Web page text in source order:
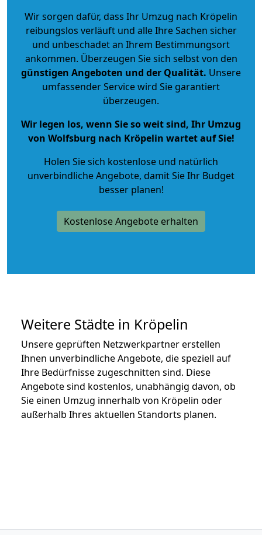
Wir sorgen dafür, dass Ihr Umzug nach Kröpelin
reibungslos verläuft und alle Ihre Sachen sicher
und unbeschadet an Ihrem Bestimmungsort
ankommen. Überzeugen Sie sich selbst von den
günstigen Angeboten und der Qualität. Unsere
umfassender Service wird Sie garantiert
überzeugen.
Wir legen los, wenn Sie so weit sind, Ihr Umzug
von Wolfsburg nach Kröpelin wartet auf Sie!
Holen Sie sich kostenlose und natürlich
unverbindliche Angebote, damit Sie Ihr Budget
besser planen!
Kostenlose Angebote erhalten
Weitere Städte in Kröpelin
Unsere geprüften Netzwerkpartner erstellen
Ihnen unverbindliche Angebote, die speziell auf
Ihre Bedürfnisse zugeschnitten sind. Diese
Angebote sind kostenlos, unabhängig davon, ob
Sie einen Umzug innerhalb von Kröpelin oder
außerhalb Ihres aktuellen Standorts planen.